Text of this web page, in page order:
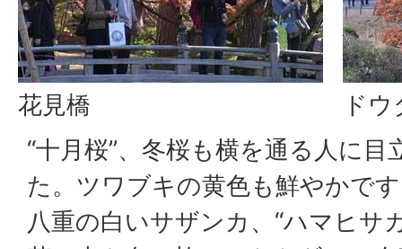
花見橋
ド
“十月桜”、冬桜も横を通る人に
た。ツワブキの黄色も鮮やかで
八重の白いサザンカ、“ハマヒサ